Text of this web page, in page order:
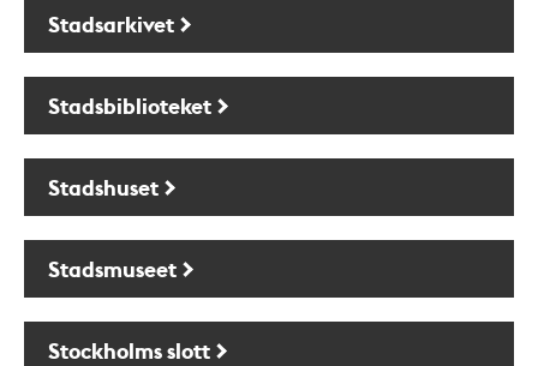
Stadsarkivet
Stadsbiblioteket
Stadshuset
Stadsmuseet
Stockholms slott